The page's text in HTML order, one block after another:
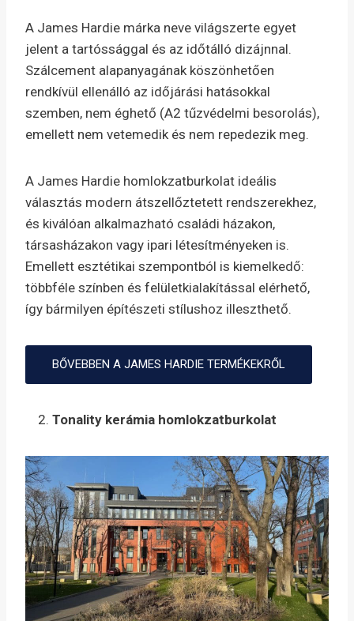
A James Hardie márka neve világszerte egyet
jelent a tartóssággal és az időtálló dizájnnal.
Szálcement alapanyagának köszönhetően
rendkívül ellenálló az időjárási hatásokkal
szemben, nem éghető (A2 tűzvédelmi besorolás),
emellett nem vetemedik és nem repedezik meg.
A James Hardie homlokzatburkolat ideális
választás modern átszellőztetett rendszerekhez,
és kiválóan alkalmazható családi házakon,
társasházakon vagy ipari létesítményeken is.
Emellett esztétikai szempontból is kiemelkedő:
többféle színben és felületkialakítással elérhető,
így bármilyen építészeti stílushoz illeszthető.
BŐVEBBEN A JAMES HARDIE TERMÉKEKRŐL
Tonality kerámia homlokzatburkolat